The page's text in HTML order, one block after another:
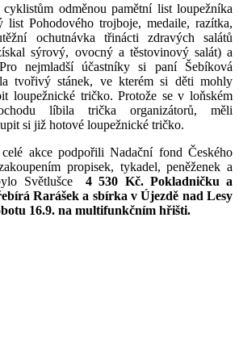
odměnou pamětní list loupežníka
list Pohodového trojboje, medaile, razítka,
ochutnávka třinácti zdravých salátů
sýrový, ovocný a těstovinový salát) a
nejmladší účastníky si paní Šebíková
tvořivý stánek, ve kterém si děti mohly
loupežnické tričko. Protože se v loňském
líbila trička organizátorů, měli
si již hotové loupežnické tričko.
akce podpořili Nadační fond Českého
propisek, tykadel, peněženek a
Světlušce4 530 Kč. Pokladničku a
Rarášek a sbírka v Újezdě nad Lesy
16.9. na multifunkčním hřišti.